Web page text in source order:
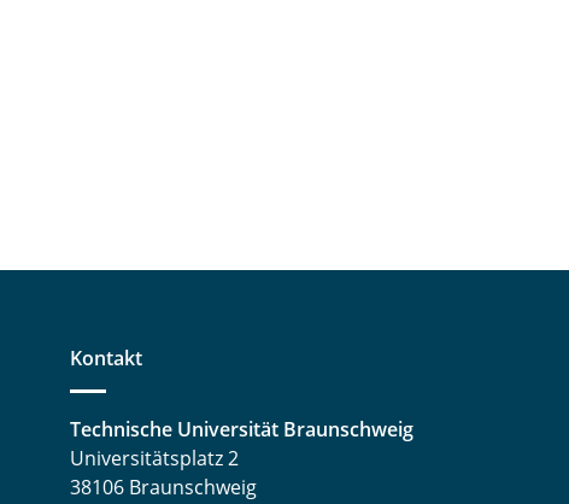
Kontakt
Technische Universität Braunschweig
Universitätsplatz 2
38106 Braunschweig